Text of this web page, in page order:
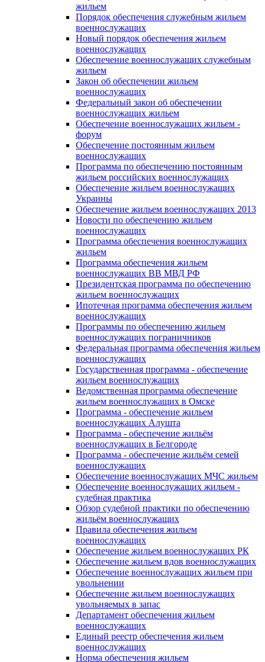
жильем
Порядок обеспечения служебным жильем
военнослужащих
Новый порядок обеспечения жильем
военнослужащих
Обеспечение военнослужащих служебным
жильем
Закон об обеспечении жильем
военнослужащих
Федеральный закон об обеспечении
военнослужащих жильем
Обеспечение военнослужащих жильем -
форум
Обеспечение постоянным жильем
военнослужащих
Программа по обеспечению постоянным
жильем российских военнослужащих
Обеспечение жильем военнослужащих
Украины
Обеспечение жильем военнослужащих 2013
Новости по обеспечению жильем
военнослужащих
Программа обеспечения военнослужащих
жильем
Программа обеспечения жильем
военнослужащих ВВ МВД РФ
Президентская программа по обеспечению
жильем военнослужащих
Ипотечная программа обеспечения жильем
военнослужащих
Программы по обеспечению жильем
военнослужащих пограничников
Федеральная программа обеспечения жильем
военнослужащих
Государственная программа - обеспечение
жильем военнослужащих
Ведомственная программа обеспечение
жильем военнослужащих в Омске
Программа - обеспечение жильем
военнослужащих Алушта
Программа - обеспечение жильём
военнослужащих в Белгороде
Программа - обеспечение жильём семей
военнослужащих
Обеспечение военнослужащих МЧС жильем
Обеспечение военнослужащих жильем -
судебная практика
Обзор судебной практики по обеспечению
жильём военнослужащих
Правила обеспечения жильем
военнослужащих
Обеспечение жильем военнослужащих РК
Обеспечение жильем вдов военнослужащих
Обеспечение военнослужащих жильем при
увольнении
Обеспечение жильем военнослужащих
увольняемых в запас
Департамент обеспечения жильем
военнослужащих
Единый реестр обеспечения жильем
военнослужащих
Норма обеспечения жильем